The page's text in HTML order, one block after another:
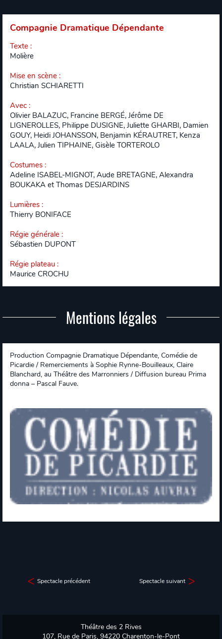
Compagnie Dramatique Dépendante
Texte :
Molière
Mise en scène :
Christian SCHIARETTI
Avec :
Olivier BALAZUC, Francine BERGÉ, Jérôme DE
LIGNEROLLES, Philippe DUSIGNE, Juliette GHARBI, Damien
GOUY, Heidi JOHANSSON, Benjamin KÉRAUTRET, Kenza
LAALA, Julien TIPHAINE, Gisèle TORTEROLO
Costumes :
Adeline ISABEL-MIGNOT, Aude BRETAGNE, Alexandra
BOUKAKA et Thomas DESJARDINS
Lumières :
Thierry BONIFACE
Régie générale :
Sébastien DUPONT
Régie plateau :
Maurice CROCHU
Mentions légales
Production Compagnie Dramatique Dépendante, Comédie de
Picardie / Remerciements à Sophie Rynne-Bouilleaux, Claire
Blanchard, au Théâtre des Marronniers / Diffusion bureau Prima
donna – Pascal Fauve.
Spectacle précédent Spectacle suivant
Théâtre des 2 Rives
107, Rue de Paris, 94220 Charenton-le-Pont